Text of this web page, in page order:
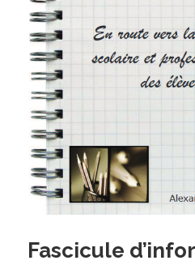
Fascicule